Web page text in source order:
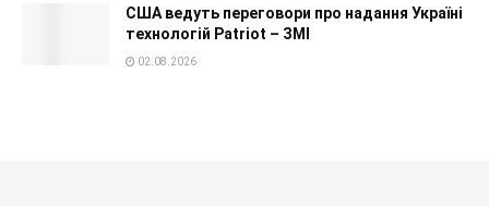
США ведуть переговори про надання Україні
технологій Patriot – ЗМІ
02.08.2026